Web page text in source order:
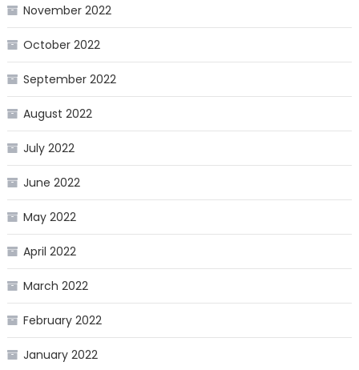
November 2022
October 2022
September 2022
August 2022
July 2022
June 2022
May 2022
April 2022
March 2022
February 2022
January 2022